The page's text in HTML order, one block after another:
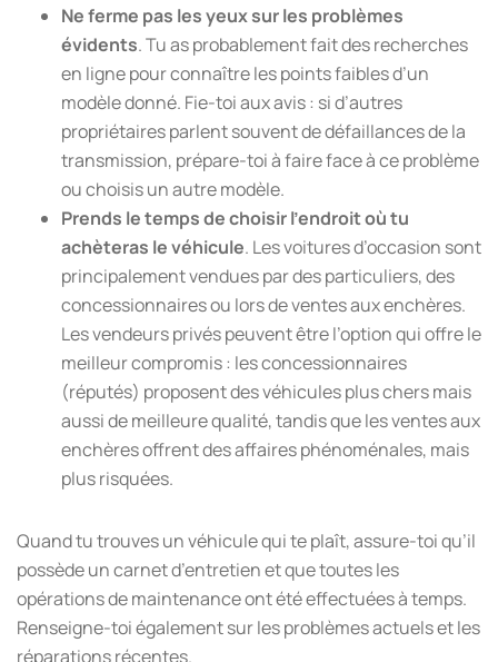
Ne ferme pas les yeux sur les problèmes
évidents. Tu as probablement fait des recherches
en ligne pour connaître les points faibles d’un
modèle donné. Fie-toi aux avis : si d’autres
propriétaires parlent souvent de défaillances de la
transmission, prépare-toi à faire face à ce problème
ou choisis un autre modèle.
Prends le temps de choisir l’endroit où tu
achèteras le véhicule. Les voitures d’occasion sont
principalement vendues par des particuliers, des
concessionnaires ou lors de ventes aux enchères.
Les vendeurs privés peuvent être l’option qui offre le
meilleur compromis : les concessionnaires
(réputés) proposent des véhicules plus chers mais
aussi de meilleure qualité, tandis que les ventes aux
enchères offrent des affaires phénoménales, mais
plus risquées.
Quand tu trouves un véhicule qui te plaît, assure-toi qu’il
possède un carnet d’entretien et que toutes les
opérations de maintenance ont été effectuées à temps.
Renseigne-toi également sur les problèmes actuels et les
réparations récentes.